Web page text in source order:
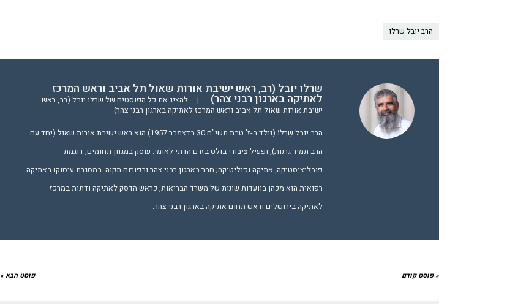
הרב יובל שרלו
שרלו יובל (רב, ראש ישיבת אורות שאול תל אביב וראש המרכז
לאתיקה בארגון רבני צהר) |
להציג את כל הפוסטים של שרלו יובל (רב, ראש
ישיבת אורות שאול תל אביב וראש המרכז לאתיקה בארגון רבני צהר)
הרב יובל שֶרְלוֹ (נולד ב-ז' טבת תשי"ח 30 בדצמבר 1957) הוא ראש ישיבת אורות שאול (יחד עם
הרב תמיר גרנות), ופעיל ציבורי בולט בזרם הדתי לאומי. עוסק במגוון תחומים, דוגמת
פובליציסטיקה, אתיקה ופוליטיקה; חבר בארגון רבני צהר ובפורום תקנה. במסגרת עיסוקו באתיקה
רפואית הוא מכהן בוועדות שונות של משרד הבריאות, כראש הדסק לאתיקה ודתות במרכז
לאתיקה בירושלים וראש תחום אתיקה בארגון רבני צהר.
« פוסט קודם פוסט הבא »